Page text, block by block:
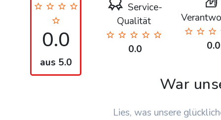
0.0
aus 5.0
Service-
Qualität
0.0 0.0
War
Lies, was unsere